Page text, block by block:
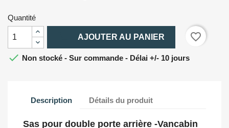
Quantité
AJOUTER AU PANIER
favorite_border
 Non stocké - Sur commande - Délai +/- 10 jours
Description Détails du produit
Sas pour double porte arrière -Vancabin